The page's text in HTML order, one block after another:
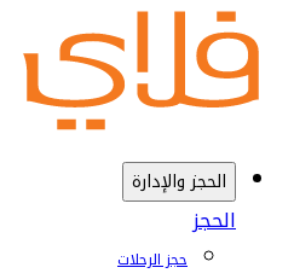
الحجز والإدارة
الحجز
حجز الرحلات